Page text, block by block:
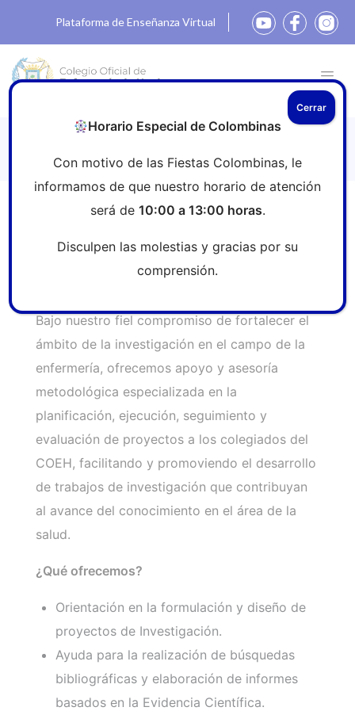
Plataforma de Enseñanza Virtual
Sala de prensa»Nueva Asesoría Investigación
Bajo nuestro fiel compromiso de fortalecer el
ámbito de la investigación en el campo de la
enfermería, ofrecemos apoyo y asesoría
metodológica especializada en la
planificación, ejecución, seguimiento y
evaluación de proyectos a los colegiados del
COEH, facilitando y promoviendo el desarrollo
de trabajos de investigación que contribuyan
al avance del conocimiento en el área de la
salud.
¿Qué ofrecemos?
Orientación en la formulación y diseño de
proyectos de Investigación.
Ayuda para la realización de búsquedas
bibliográficas y elaboración de informes
basados en la Evidencia Científica.
Horario Especial de Colombinas
Con motivo de las Fiestas Colombinas, le
informamos de que nuestro horario de atención
será de 10:00 a 13:00 horas.
Disculpen las molestias y gracias por su
comprensión.
Cerrar